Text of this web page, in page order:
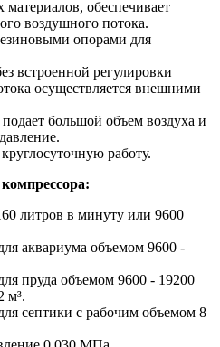
обеспечивает
воздушного потока.
опорами для
встроенной регулировки
осуществляется внешними
большой объем воздуха и
работу.
литров в минуту или 9600
аквариума объемом 9600 -
пруда объемом 9600 - 19200
м³.
септики с рабочим объемом 8